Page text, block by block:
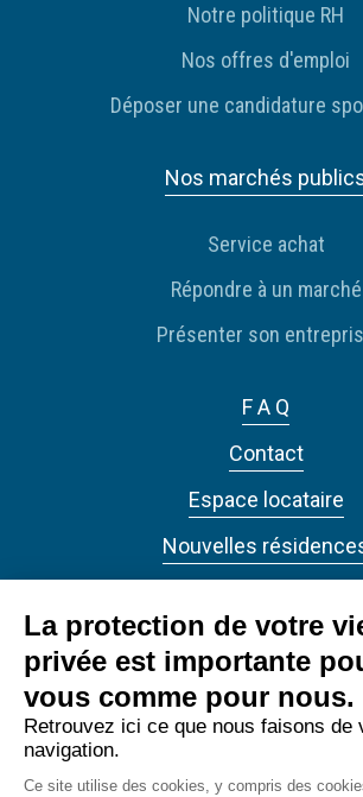
Notre politique RH
Nos offres d'emploi
Déposer une candidature
Nos marchés
Service achat
Répondre à un marché
Présenter son
F A Q
Contact
Espace locataire
Nouvelles
ANTIN RÉSIDENCES 2022 - Tous
La protection de votre
privée est importante
vous comme pour nous.
Retrouvez ici ce que nous faisons de
navigation.
Ce site utilise des cookies, y compris des